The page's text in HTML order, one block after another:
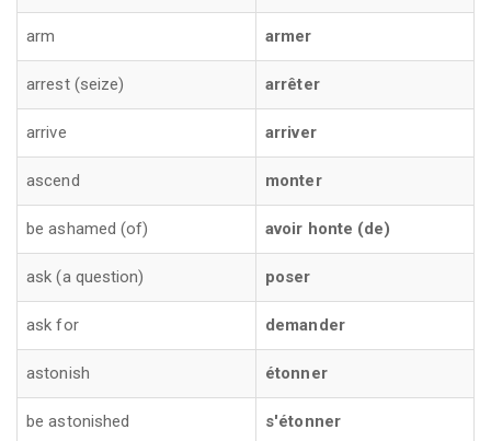
arm armer
arrest (seize) arrêter
arrive arriver
ascend monter
be ashamed (of) avoir honte (de)
ask (a question) poser
ask for demander
astonish étonner
be astonished s'étonner